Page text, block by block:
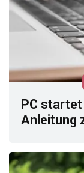
PC
Anleitung